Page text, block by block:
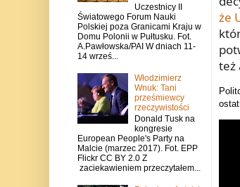
że
też
Uczestnicy II
Światowego Forum Nauki
Polskiej poza Granicami Kraju w
Domu Polonii w Pułtusku. Fot.
A.Pawłowska/PAI W dniach 11-
14 wrześ...
Włodzimierz
Wnuk: Tani
prześmiewcy
rzeczywistości
Donald Tusk na
kongresie
European People's Party na
Malcie (marzec 2017). Fot. EPP
Flickr CC BY 2.0 Z
zaciekawieniem przeczytałem...